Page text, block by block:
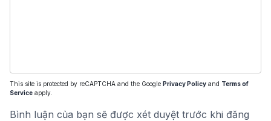
This site is protected by reCAPTCHA and the Google Privacy Policy and Terms of
Service apply.
Bình luận của bạn sẽ được xét duyệt trước khi đăng